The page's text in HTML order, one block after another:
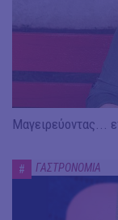
Μαγειρεύοντας...
# ΓΑΣΤΡΟΝΟΜΙΑ